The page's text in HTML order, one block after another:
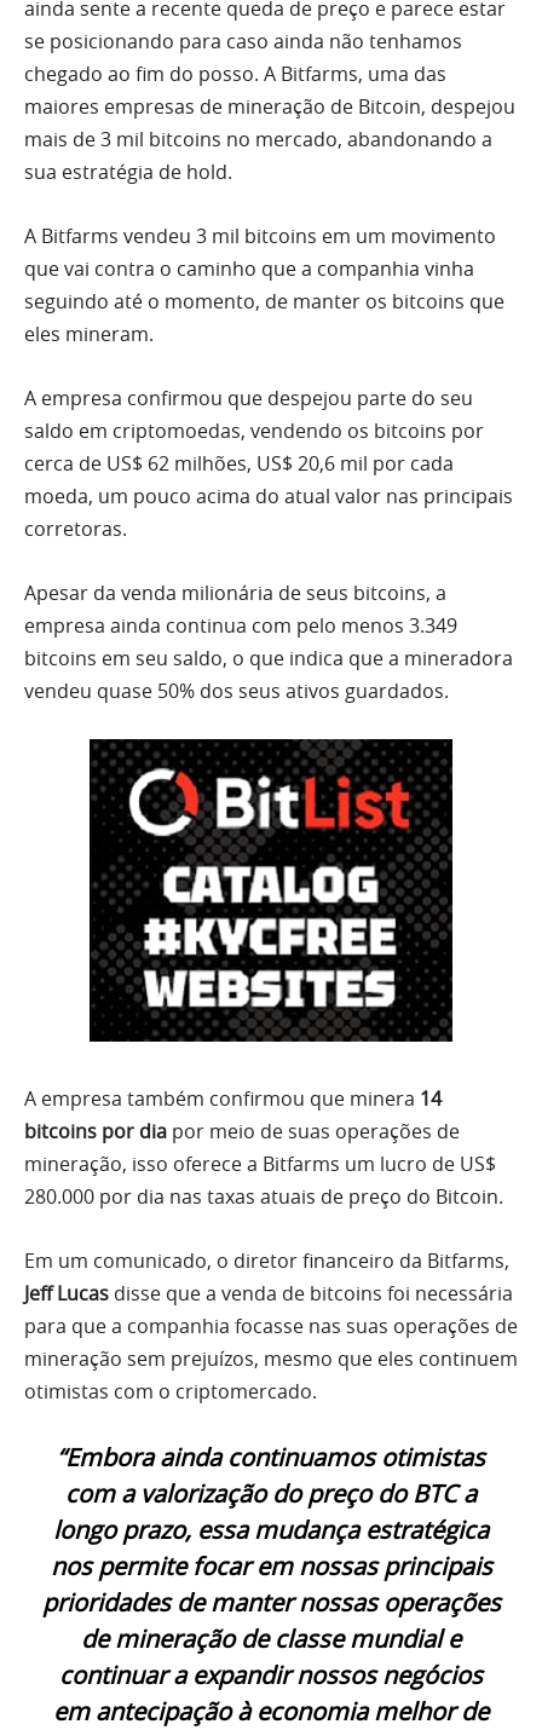
ainda sente a recente queda de preço e parece estar
se posicionando para caso ainda não tenhamos
chegado ao fim do posso. A Bitfarms, uma das
maiores empresas de mineração de Bitcoin, despejou
mais de 3 mil bitcoins no mercado, abandonando a
sua estratégia de hold.
A Bitfarms vendeu 3 mil bitcoins em um movimento
que vai contra o caminho que a companhia vinha
seguindo até o momento, de manter os bitcoins que
eles mineram.
A empresa confirmou que despejou parte do seu
saldo em criptomoedas, vendendo os bitcoins por
cerca de US$ 62 milhões, US$ 20,6 mil por cada
moeda, um pouco acima do atual valor nas principais
corretoras.
Apesar da venda milionária de seus bitcoins, a
empresa ainda continua com pelo menos 3.349
bitcoins em seu saldo, o que indica que a mineradora
vendeu quase 50% dos seus ativos guardados.
A empresa também confirmou que minera 14
bitcoins por dia por meio de suas operações de
mineração, isso oferece a Bitfarms um lucro de US$
280.000 por dia nas taxas atuais de preço do Bitcoin.
Em um comunicado, o diretor financeiro da Bitfarms,
Jeff Lucas disse que a venda de bitcoins foi necessária
para que a companhia focasse nas suas operações de
mineração sem prejuízos, mesmo que eles continuem
otimistas com o criptomercado.
“Embora ainda continuamos otimistas
com a valorização do preço do BTC a
longo prazo, essa mudança estratégica
nos permite focar em nossas principais
prioridades de manter nossas operações
de mineração de classe mundial e
continuar a expandir nossos negócios
em antecipação à economia melhor de